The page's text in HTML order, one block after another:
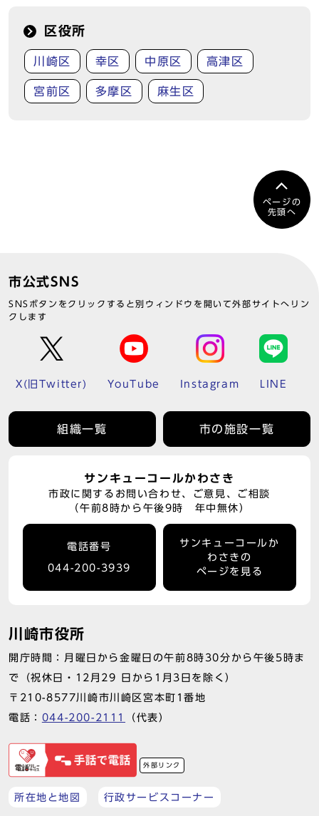
区役所
川崎区 幸区 中原区 高津区
宮前区 多摩区 麻生区
ページの
先頭へ
市公式SNS
SNSボタンをクリックすると別ウィンドウを開いて外部サイトへリン
クします
X(旧Twitter) YouTube Instagram LINE
組織一覧 市の施設一覧
サンキューコールかわさき
市政に関するお問い合わせ、ご意見、ご相談
（午前8時から午後9時 年中無休）
電話番号
044-200-3939
サンキューコールか
わさきの
ページを見る
川崎市役所
開庁時間：月曜日から金曜日の午前8時30分から午後5時ま
で（祝休日・12月29 日から1月3日を除く）
〒210-8577川崎市川崎区宮本町1番地
電話： 044-200-2111 （代表）
外部リンク
所在地と地図 行政サービスコーナー